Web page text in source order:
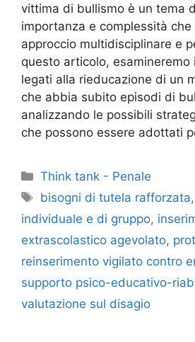
vittima di bullismo è un tema
importanza e complessità che
approccio multidisciplinare e
questo articolo, esamineremo
legati alla rieducazione di un
che abbia subito episodi di
analizzando le possibili
che possono essere adottati
Categorie
Think tank - Penale
Tag
bisogni di tutela rafforzata,
individuale e di gruppo,
extrascolastico agevolato,
reinserimento vigilato contro
supporto psico-educativo-
valutazione sul disagio